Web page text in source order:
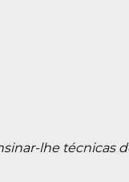
lhe técnicas